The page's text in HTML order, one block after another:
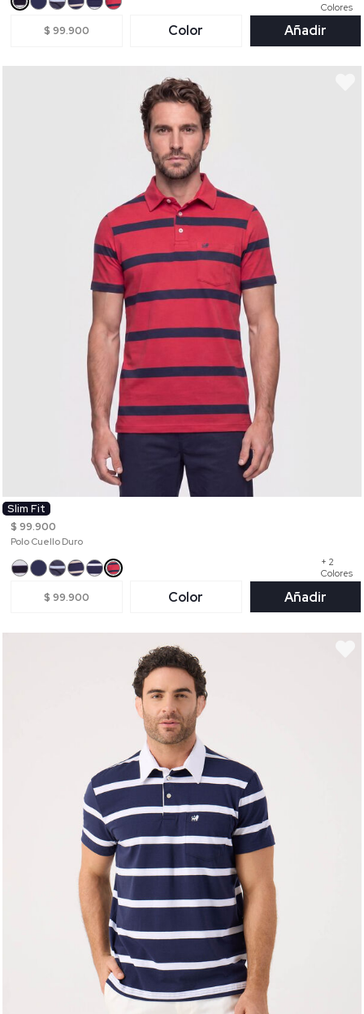
Colores
$ 99.900 Color Añadir
Slim Fit
$ 99.900
Polo Cuello Duro
+ 2
Colores
$ 99.900 Color Añadir